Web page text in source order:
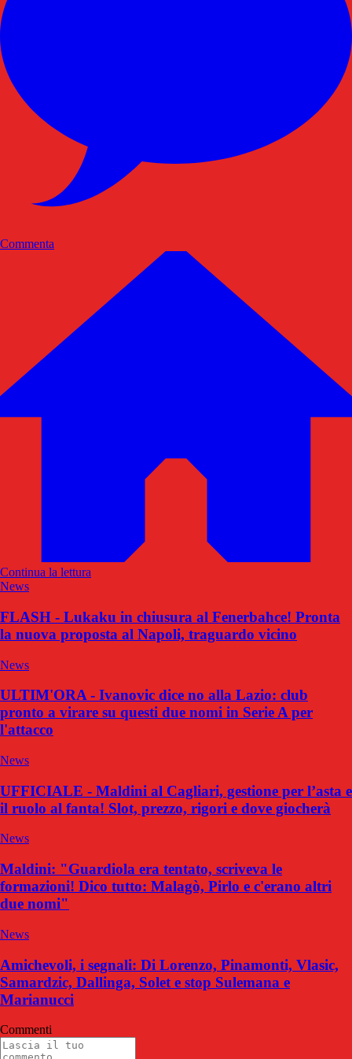
Commenta
Continua la lettura
News
FLASH - Lukaku in chiusura al Fenerbahce! Pronta
la nuova proposta al Napoli, traguardo vicino
News
ULTIM'ORA - Ivanovic dice no alla Lazio: club
pronto a virare su questi due nomi in Serie A per
l'attacco
News
UFFICIALE - Maldini al Cagliari, gestione per l’asta e
il ruolo al fanta! Slot, prezzo, rigori e dove giocherà
News
Maldini: "Guardiola era tentato, scriveva le
formazioni! Dico tutto: Malagò, Pirlo e c'erano altri
due nomi"
News
Amichevoli, i segnali: Di Lorenzo, Pinamonti, Vlasic,
Samardzic, Dallinga, Solet e stop Sulemana e
Marianucci
Commenti